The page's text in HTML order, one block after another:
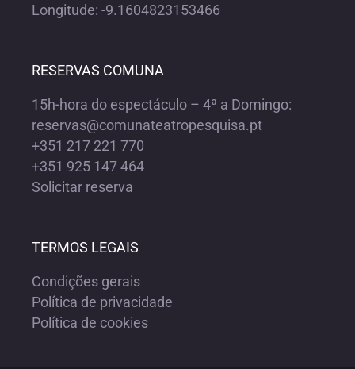
Longitude: -9.1604823153466
RESERVAS COMUNA
15h-hora do espectáculo – 4ª a Domingo:
reservas@comunateatropesquisa.pt
+351 217 221 770
+351 925 147 464
Solicitar reserva
TERMOS LEGAIS
Condições gerais
Política de privacidade
Política de cookies